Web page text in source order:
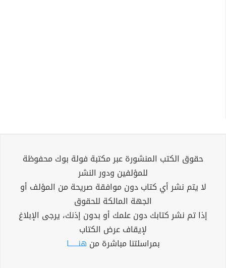
حقوق الكتب المنشورة عبر مكتبة فولة بوك محفوظة
للمؤلفين ودور النشر
لا يتم نشر أي كتاب دون موافقة صريحة من المؤلف أو
الجهة المالكة للحقوق
إذا تم نشر كتابك دون علمك أو بدون إذنك، يرجى الإبلاغ
لإيقاف عرض الكتاب
بمراسلتنا مباشرة من هنــــــا